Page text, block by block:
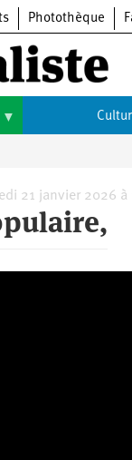
Photothèque
Arts
Cinéma
Expositions
21 janvier 2026 à